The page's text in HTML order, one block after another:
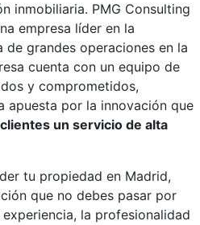
inmobiliaria. PMG Consulting
empresa líder en la
grandes operaciones en la
cuenta con un equipo de
y comprometidos,
apuesta por la innovación que
un servicio de alta
tu propiedad en Madrid,
que no debes pasar por
la profesionalidad